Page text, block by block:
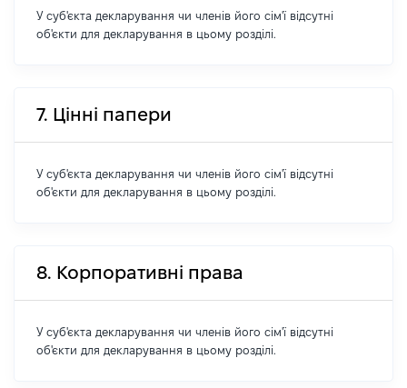
У суб'єкта декларування чи членів його сім'ї відсутні
об'єкти для декларування в цьому розділі.
7. Цінні папери
У суб'єкта декларування чи членів його сім'ї відсутні
об'єкти для декларування в цьому розділі.
8. Корпоративні права
У суб'єкта декларування чи членів його сім'ї відсутні
об'єкти для декларування в цьому розділі.